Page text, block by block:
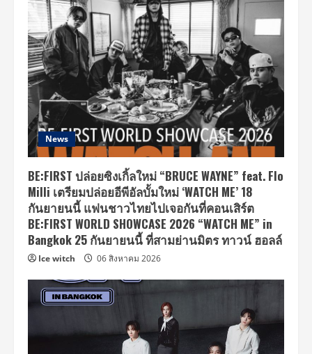
News
BE:FIRST ปล่อยซิงเกิ้ลใหม่ “BRUCE WAYNE” feat. Flo
Milli เตรียมปล่อยอีพีอัลบั้มใหม่ ‘WATCH ME’ 18
กันยายนนี้ แฟนชาวไทยไปเจอกันที่คอนเสิร์ต
BE:FIRST WORLD SHOWCASE 2026 “WATCH ME” in
Bangkok 25 กันยายนนี้ ที่สามย่านมิตร ทาวน์ ฮอลล์
Ice witch 06 สิงหาคม 2026